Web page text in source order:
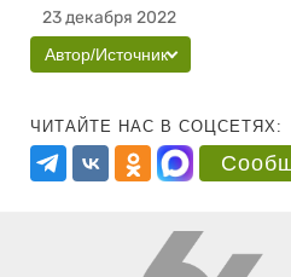
23 декабря 2022
Автор/Источник
ЧИТАЙТЕ НАС В СОЦСЕТЯХ: